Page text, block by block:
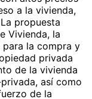
a la vivienda,
propuesta
Vivienda, la
la compra y
privada
de la vivienda
así como
de la